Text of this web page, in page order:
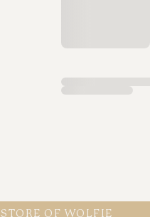
STORE OF WOLFIE